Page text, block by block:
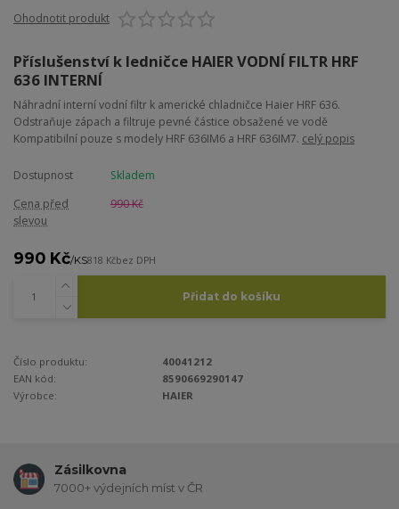
Ohodnotit produkt
Příslušenství k ledničce HAIER VODNÍ FILTR HRF
636 INTERNÍ
Náhradní interní vodní filtr k americké chladničce Haier HRF 636.
Odstraňuje zápach a filtruje pevné částice obsažené ve vodě
Kompatibilní pouze s modely HRF 636IM6 a HRF 636IM7. celý popis
Dostupnost
Skladem
Cena před
slevou
990 Kč
990 Kč/KS818 Kčbez DPH
Přidat do košíku
Číslo produktu:
40041212
EAN kód:
8590669290147
Výrobce:
HAIER
Zásilkovna
7000+ výdejních míst v ČR